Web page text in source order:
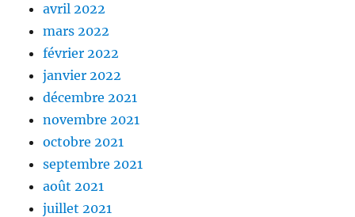
avril 2022
mars 2022
février 2022
janvier 2022
décembre 2021
novembre 2021
octobre 2021
septembre 2021
août 2021
juillet 2021